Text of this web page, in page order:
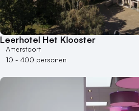
Leerhotel Het Klooster
Amersfoort
10 - 400 personen